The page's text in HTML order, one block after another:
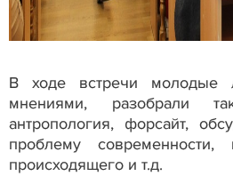
В ходе встречи молодые
мнениями, разобрали
антропология, форсайт,
проблему современности,
происходящего и т.д.